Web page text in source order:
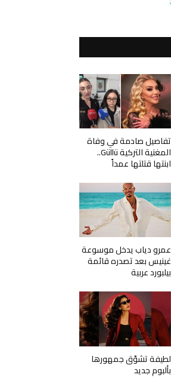
تفاصيل صادمة في وفاة
المغنية التركية Güllü..
ابنتها قتلتها عمداً
عمرو دياب يدخل موسوعة
غينيس بعد تصدره قائمة
بيلبورد عربية
لطيفة تشوّق جمهورها
بألبوم جديد